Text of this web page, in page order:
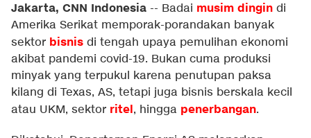
Jakarta, CNN Indonesia -- Badai musim dingin di
Amerika Serikat memporak-porandakan banyak
sektor bisnis di tengah upaya pemulihan ekonomi
akibat pandemi covid-19. Bukan cuma produksi
minyak yang terpukul karena penutupan paksa
kilang di Texas, AS, tetapi juga bisnis berskala kecil
atau UKM, sektor ritel, hingga penerbangan.